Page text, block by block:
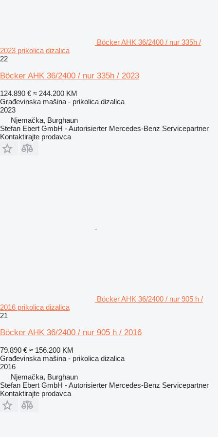
Böcker AHK 36/2400 / nur 335h /
2023 prikolica dizalica
22
Böcker AHK 36/2400 / nur 335h / 2023
124.890 € ≈ 244.200 KM
Građevinska mašina - prikolica dizalica
2023
Njemačka, Burghaun
Stefan Ebert GmbH - Autorisierter Mercedes-Benz Servicepartner
Kontaktirajte prodavca
Böcker AHK 36/2400 / nur 905 h /
2016 prikolica dizalica
21
Böcker AHK 36/2400 / nur 905 h / 2016
79.890 € ≈ 156.200 KM
Građevinska mašina - prikolica dizalica
2016
Njemačka, Burghaun
Stefan Ebert GmbH - Autorisierter Mercedes-Benz Servicepartner
Kontaktirajte prodavca